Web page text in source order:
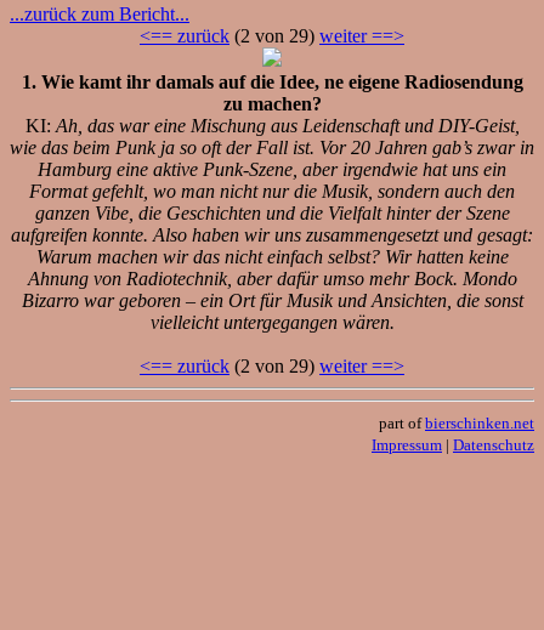
...zurück zum Bericht...
<== zurück (2 von 29) weiter ==>
1. Wie kamt ihr damals auf die Idee, ne eigene Radiosendung
zu machen?
KI: Ah, das war eine Mischung aus Leidenschaft und DIY-Geist,
wie das beim Punk ja so oft der Fall ist. Vor 20 Jahren gab’s zwar in
Hamburg eine aktive Punk-Szene, aber irgendwie hat uns ein
Format gefehlt, wo man nicht nur die Musik, sondern auch den
ganzen Vibe, die Geschichten und die Vielfalt hinter der Szene
aufgreifen konnte. Also haben wir uns zusammengesetzt und gesagt:
Warum machen wir das nicht einfach selbst? Wir hatten keine
Ahnung von Radiotechnik, aber dafür umso mehr Bock. Mondo
Bizarro war geboren – ein Ort für Musik und Ansichten, die sonst
vielleicht untergegangen wären.
<== zurück (2 von 29) weiter ==>
part ofbierschinken.net
Impressum | Datenschutz